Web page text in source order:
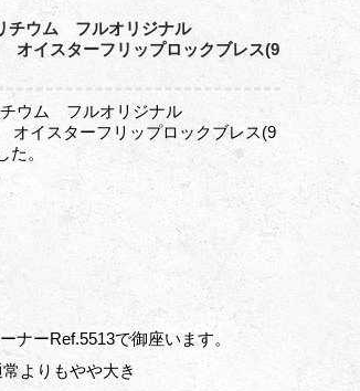
リチウム フルオリジナル
ターフリップロックブレス(9
チウム フルオリジナル
ターフリップロックブレス(9
。
ナーRef.5513で御座います。
よりもやや大き